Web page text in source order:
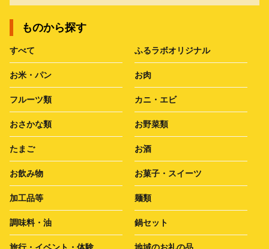
ものから探す
すべて ふるラボオリジナル
お米・パン お肉
フルーツ類 カニ・エビ
おさかな類 お野菜類
たまご お酒
お飲み物 お菓子・スイーツ
加工品等 麺類
調味料・油 鍋セット